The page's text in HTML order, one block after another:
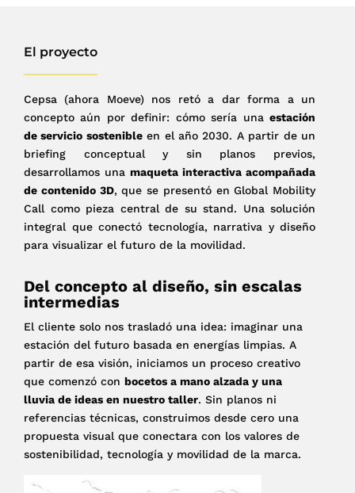
El proyecto
Cepsa (ahora Moeve) nos retó a dar forma a un
concepto aún por definir: cómo sería una estación
de servicio sostenibleen el año 2030. A partir de un
briefing conceptual y sin planos previos,
desarrollamos una maqueta interactiva acompañada
de contenido 3D, que se presentó en Global Mobility
Call como pieza central de su stand. Una solución
integral que conectó tecnología, narrativa y diseño
para visualizar el futuro de la movilidad.
Del concepto al diseño, sin escalas
intermedias
El cliente solo nos trasladó una idea: imaginar una
estación del futuro basada en energías limpias. A
partir de esa visión, iniciamos un proceso creativo
que comenzó con bocetos a mano alzada y una
lluvia de ideas en nuestro taller. Sin planos ni
referencias técnicas, construimos desde cero una
propuesta visual que conectara con los valores de
sostenibilidad, tecnología y movilidad de la marca.